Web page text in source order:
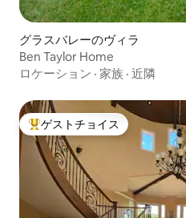
グラスバレーのヴィラ
Ben Taylor Home
ロケーション · 家族 · 近隣
大好評のゲストチョイスです。
ゲストチョイス